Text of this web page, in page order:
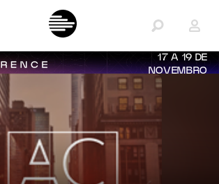
17 A 19 DE
NOVEMBRO